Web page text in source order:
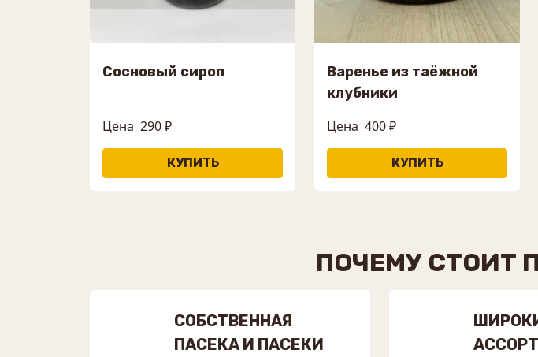
Сосновый сироп
Цена 290 ₽
Варенье из таёжной
клубники
Цена 400 ₽
ПОЧЕМУ СТОИТ
СОБСТВЕННАЯ
ПАСЕКА И ПАСЕКИ